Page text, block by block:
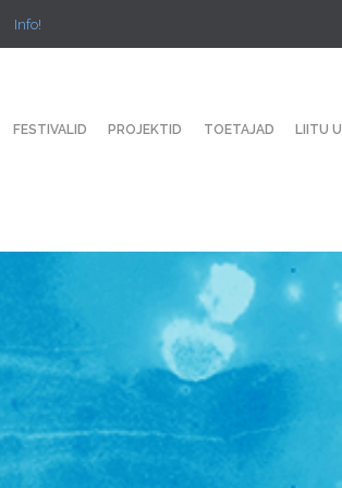
Info!
FESTIVALID PROJEKTID TOETAJAD LIITU